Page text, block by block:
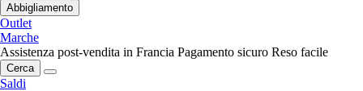
Abbigliamento
Outlet
Marche
Assistenza post-vendita in Francia Pagamento sicuro Reso facile
Cerca
Saldi